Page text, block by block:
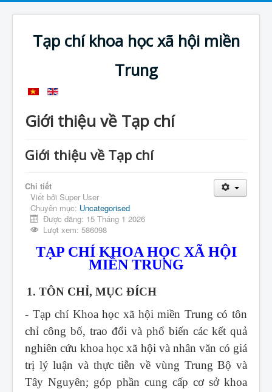
Tạp chí khoa học xã hội miền
Trung
Giới thiệu về Tạp chí
Giới thiệu về Tạp chí
Chi tiết
Viết bởi Super User
Chuyên mục: Uncategorised
Được đăng: 15 Tháng 1 2026
Lượt xem: 586098
TẠP CHÍ KHOA HỌC XÃ HỘI
MIỀN TRUNG
1. TÔN CHỈ, MỤC ĐÍCH
- Tạp chí Khoa học xã hội miền Trung có tôn
chỉ công bố, trao đổi và phổ biến các kết quả
nghiên cứu khoa học xã hội và nhân văn có giá
trị lý luận và thực tiễn về vùng Trung Bộ và
Tây Nguyên; góp phần cung cấp cơ sở khoa